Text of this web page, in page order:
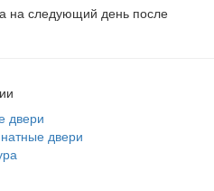
на следующий день после
двери
двери